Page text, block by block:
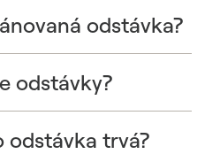
odstávka?
odstávky?
odstávka trvá?